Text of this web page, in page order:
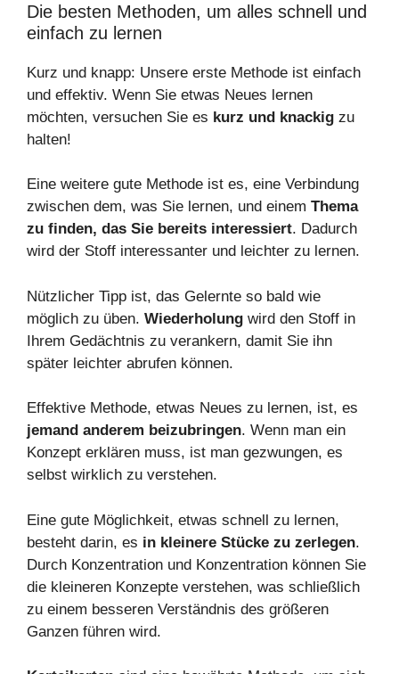
Die besten Methoden, um alles schnell und
einfach zu lernen
Kurz und knapp: Unsere erste Methode ist einfach
und effektiv. Wenn Sie etwas Neues lernen
möchten, versuchen Sie es kurz und knackig zu
halten!
Eine weitere gute Methode ist es, eine Verbindung
zwischen dem, was Sie lernen, und einem Thema
zu finden, das Sie bereits interessiert. Dadurch
wird der Stoff interessanter und leichter zu lernen.
Nützlicher Tipp ist, das Gelernte so bald wie
möglich zu üben. Wiederholung wird den Stoff in
Ihrem Gedächtnis zu verankern, damit Sie ihn
später leichter abrufen können.
Effektive Methode, etwas Neues zu lernen, ist, es
jemand anderem beizubringen. Wenn man ein
Konzept erklären muss, ist man gezwungen, es
selbst wirklich zu verstehen.
Eine gute Möglichkeit, etwas schnell zu lernen,
besteht darin, es in kleinere Stücke zu zerlegen.
Durch Konzentration und Konzentration können Sie
die kleineren Konzepte verstehen, was schließlich
zu einem besseren Verständnis des größeren
Ganzen führen wird.